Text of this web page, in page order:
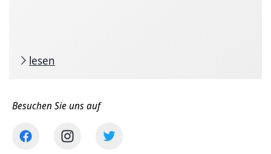
lesen
Besuchen Sie uns auf